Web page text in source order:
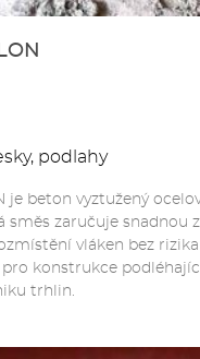
podlahy
je beton vyztužený
směs zaručuje snadnou
vláken bez
konstrukce
trhlin.